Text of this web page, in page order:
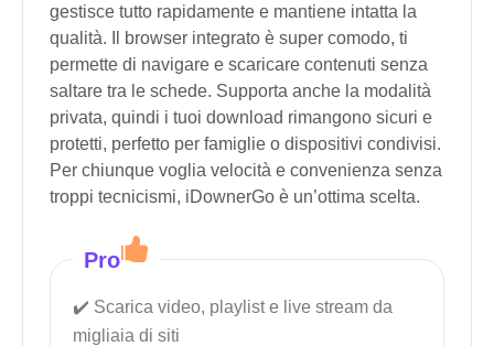
gestisce tutto rapidamente e mantiene intatta la
qualità. Il browser integrato è super comodo, ti
permette di navigare e scaricare contenuti senza
saltare tra le schede. Supporta anche la modalità
privata, quindi i tuoi download rimangono sicuri e
protetti, perfetto per famiglie o dispositivi condivisi.
Per chiunque voglia velocità e convenienza senza
troppi tecnicismi, iDownerGo è un’ottima scelta.
Pro
Scarica video, playlist e live stream da
migliaia di siti